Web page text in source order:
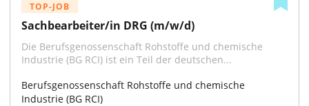
TOP-JOB
Sachbearbeiter/in DRG (m/w/d)
Die Berufsgenossenschaft Rohstoffe und chemische
Industrie (BG RCI) ist ein Teil der deutschen...
Berufsgenossenschaft Rohstoffe und chemische
Industrie (BG RCI)